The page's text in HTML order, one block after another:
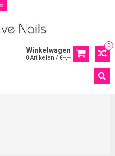
0
Winkelwagen
0 Artikelen / €--,--